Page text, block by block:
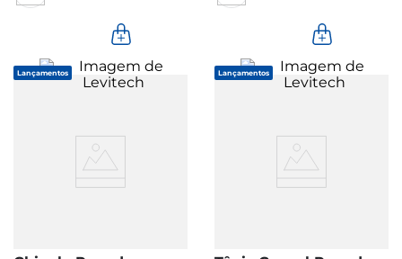
Lançamentos Lançamentos